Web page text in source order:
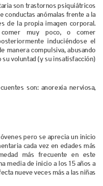
son trastornos psiquiátricos
conductas anómalas frente a la
de la propia imagen corporal.
muy poco, o comer
induciéndose el
manera compulsiva, abusando
voluntad (y su insatisfacción)
son: anorexia nerviosa,
pero se aprecia un inicio
cada vez en edades más
más frecuente en este
media de inicio a los 15 años a
nueve veces más a las niñas